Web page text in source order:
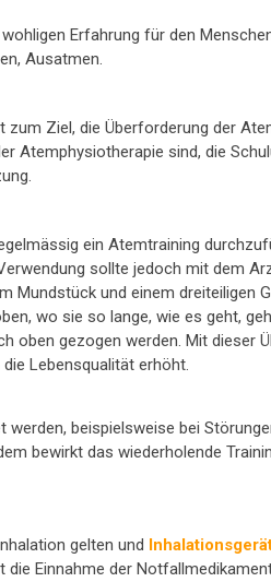
Erfahrung für den
Ausatmen.
Ziel, die Überforderung der
Atemphysiotherapie sind, die
ein Atemtraining
sollte jedoch mit dem
und einem dreiteiligen
wo sie so lange, wie es geht,
oben gezogen werden. Mit dieser
Lebensqualität erhöht.
beispielsweise bei
bewirkt das wiederholende
gelten und
Einnahme der